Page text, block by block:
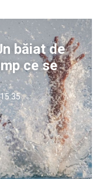
băiat de
ce se
15:35